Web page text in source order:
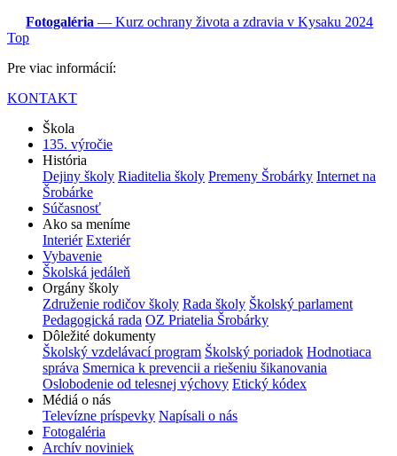
Fotogaléria — Kurz ochrany života a zdravia v Kysaku 2024
Top
Pre viac informácií:
KONTAKT
Škola
135. výročie
História
Dejiny školy Riaditelia školy Premeny Šrobárky Internet na
Šrobárke
Súčasnosť
Ako sa meníme
Interiér Exteriér
Vybavenie
Školská jedáleň
Orgány školy
Združenie rodičov školy Rada školy Školský parlament
Pedagogická rada OZ Priatelia Šrobárky
Dôležité dokumenty
Školský vzdelávací program Školský poriadok Hodnotiaca
správa Smernica k prevencii a riešeniu šikanovania
Oslobodenie od telesnej výchovy Etický kódex
Médiá o nás
Televízne príspevky Napísali o nás
Fotogaléria
Archív noviniek